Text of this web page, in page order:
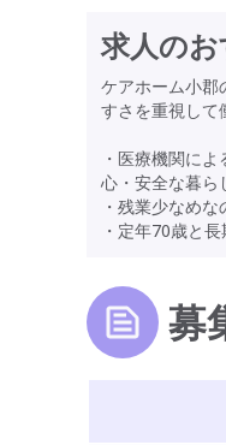
求人の
ケアホーム小郡
すさを重視して
・医療機関に
心・安全な暮ら
・残業少なめ
・定年70歳と
募